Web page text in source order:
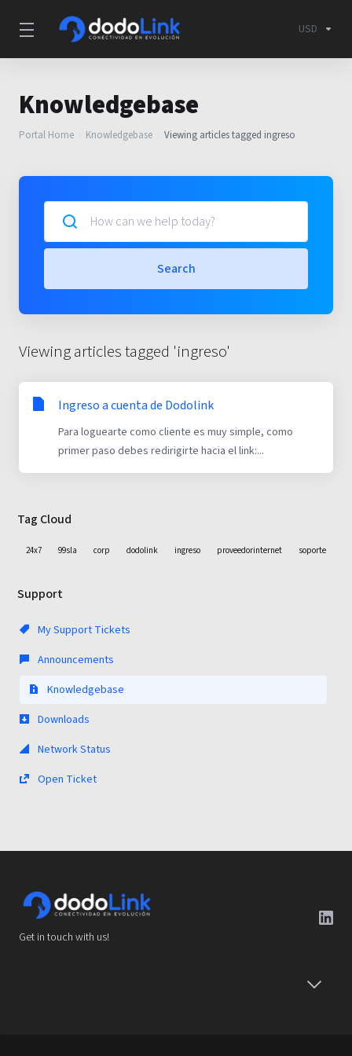
USD
Knowledgebase
Portal Home Knowledgebase Viewing articles tagged ingreso
Tag Cloud
24x7 99sla corp dodolink ingreso proveedorinternet soporte
Support
My Support Tickets
Announcements
Knowledgebase
Downloads
Network Status
Open Ticket
Search
Viewing articles tagged 'ingreso'
Ingreso a cuenta de Dodolink
Para loguearte como cliente es muy simple, como
primer paso debes redirigirte hacia el link:...
Get in touch with us!